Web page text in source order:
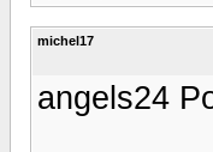
michel17
angels24